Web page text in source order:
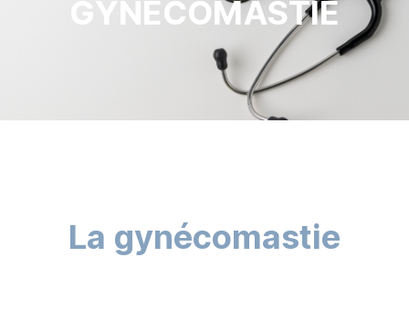
GYNÉCOMASTIE
La gynécomastie